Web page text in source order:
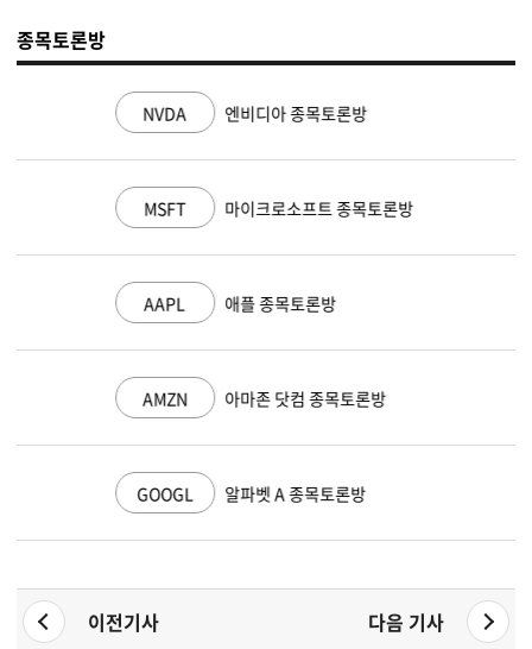
종목토론방
엔비디아 종목토론방
마이크로소프트 종목토론방
애플 종목토론방
아마존 닷컴 종목토론방
알파벳 A 종목토론방
이전기사 다음 기사